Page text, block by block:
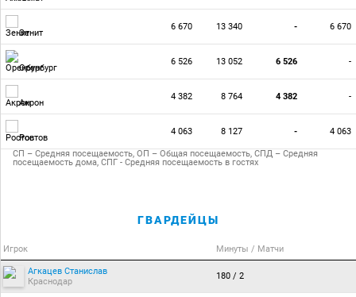
Зенит
6 670 13 340 - 6 670
Оренбург
6 526 13 052 6 526 -
Акрон
4 382 8 764 4 382 -
Ростов
4 063 8 127 - 4 063
СП – Средняя посещаемость, ОП – Общая посещаемость, СПД – Средняя
посещаемость дома, СПГ - Средняя посещаемость в гостях
ГВАРДЕЙЦЫ
Игрок Минуты / Матчи
Агкацев Станислав
Краснодар
180 / 2